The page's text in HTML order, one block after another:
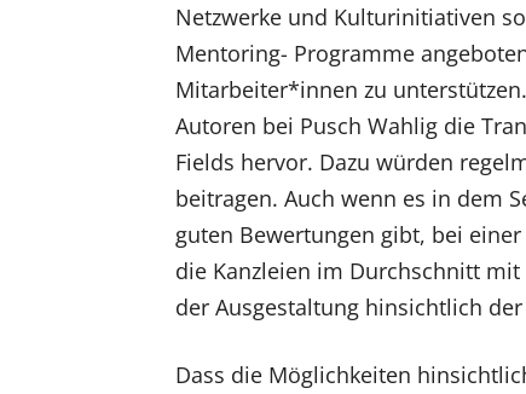
Netzwerke und Kulturinitiativen
Mentoring- Programme
Mitarbeiter*innen zu
Autoren bei Pusch Wahlig die
Fields hervor. Dazu würden
beitragen. Auch wenn es in dem
guten Bewertungen gibt, bei
die Kanzleien im Durchschnitt
der Ausgestaltung hinsichtlich
Dass die Möglichkeiten